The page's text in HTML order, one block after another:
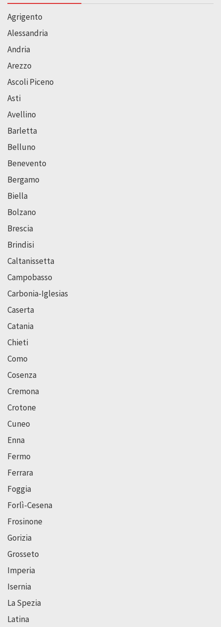
Agrigento
Alessandria
Andria
Arezzo
Ascoli Piceno
Asti
Avellino
Barletta
Belluno
Benevento
Bergamo
Biella
Bolzano
Brescia
Brindisi
Caltanissetta
Campobasso
Carbonia-Iglesias
Caserta
Catania
Chieti
Como
Cosenza
Cremona
Crotone
Cuneo
Enna
Fermo
Ferrara
Foggia
Forlì-Cesena
Frosinone
Gorizia
Grosseto
Imperia
Isernia
La Spezia
Latina